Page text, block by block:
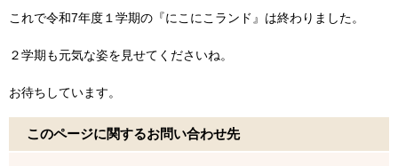
これで令和7年度１学期の『にこにこランド』は終わりました。
２学期も元気な姿を見せてくださいね。
お待ちしています。
このページに関するお問い合わせ先